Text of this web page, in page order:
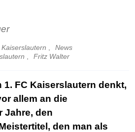
Kaiserslautern News
Fritz Walter
1. FC Kaiserslautern denkt,
allem an die
Jahre, den
den man als